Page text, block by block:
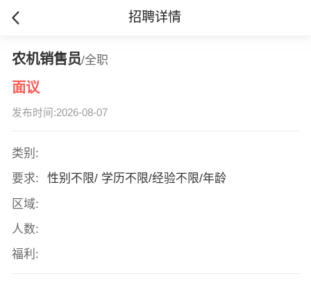
招聘详情
农机销售员/全职
面议
发布时间:2026-08-07
类别:
要求:
性别不限/ 学历不限/经验不限/年龄
区域:
人数:
福利: